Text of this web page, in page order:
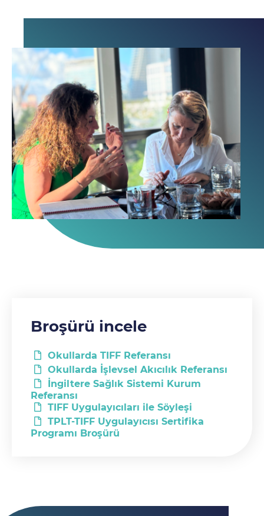
Broşürü incele
Okullarda TIFF Referansı
Okullarda İşlevsel Akıcılık Referansı
İngiltere Sağlık Sistemi Kurum
Referansı
TIFF Uygulayıcıları ile Söyleşi
TPLT-TIFF Uygulayıcısı Sertifika
Programı Broşürü